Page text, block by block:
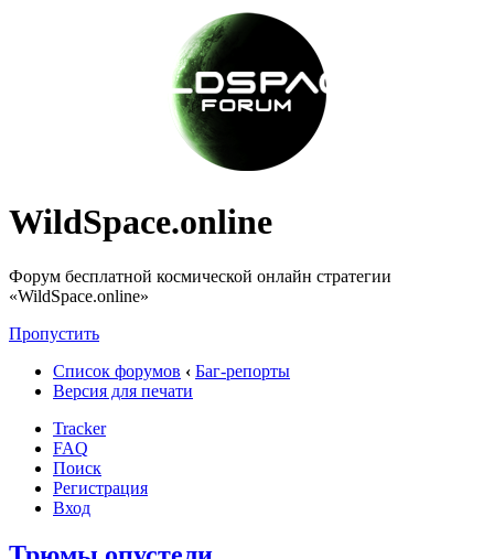
WildSpace.online
Форум бесплатной космической онлайн стратегии
«WildSpace.online»
Пропустить
Список форумов ‹ Баг-репорты
Версия для печати
Tracker
FAQ
Поиск
Регистрация
Вход